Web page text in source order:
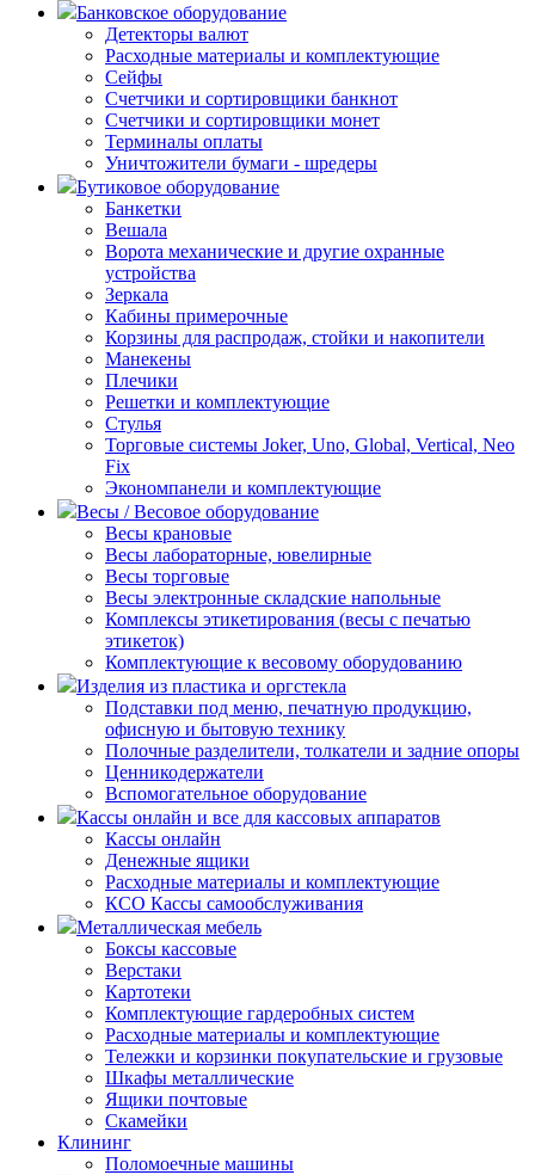
Банковское оборудование
Детекторы валют
Расходные материалы и комплектующие
Сейфы
Счетчики и сортировщики банкнот
Счетчики и сортировщики монет
Терминалы оплаты
Уничтожители бумаги - шредеры
Бутиковое оборудование
Банкетки
Вешала
Ворота механические и другие охранные
устройства
Зеркала
Кабины примерочные
Корзины для распродаж, стойки и накопители
Манекены
Плечики
Решетки и комплектующие
Стулья
Торговые системы Joker, Uno, Global, Vertical, Neo
Fix
Экономпанели и комплектующие
Весы / Весовое оборудование
Весы крановые
Весы лабораторные, ювелирные
Весы торговые
Весы электронные складские напольные
Комплексы этикетирования (весы с печатью
этикеток)
Комплектующие к весовому оборудованию
Изделия из пластика и оргстекла
Подставки под меню, печатную продукцию,
офисную и бытовую технику
Полочные разделители, толкатели и задние опоры
Ценникодержатели
Вспомогательное оборудование
Кассы онлайн и все для кассовых аппаратов
Кассы онлайн
Денежные ящики
Расходные материалы и комплектующие
КСО Кассы самообслуживания
Металлическая мебель
Боксы кассовые
Верстаки
Картотеки
Комплектующие гардеробных систем
Расходные материалы и комплектующие
Тележки и корзинки покупательские и грузовые
Шкафы металлические
Ящики почтовые
Скамейки
Клининг
Поломоечные машины